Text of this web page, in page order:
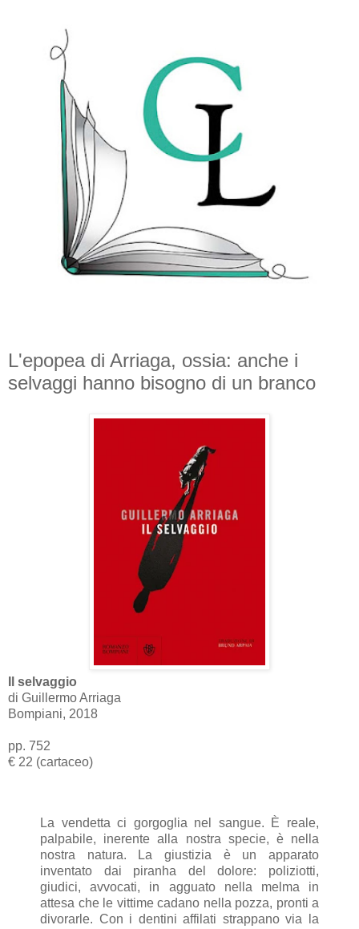
L'epopea di Arriaga, ossia: anche i
selvaggi hanno bisogno di un branco
Il selvaggio
di Guillermo Arriaga
Bompiani, 2018
pp. 752
€ 22 (cartaceo)
La vendetta ci gorgoglia nel sangue. È reale,
palpabile, inerente alla nostra specie, è nella
nostra natura. La giustizia è un apparato
inventato dai piranha del dolore: poliziotti,
giudici, avvocati, in agguato nella melma in
attesa che le vittime cadano nella pozza, pronti a
divorarle. Con i dentini affilati strappano via la